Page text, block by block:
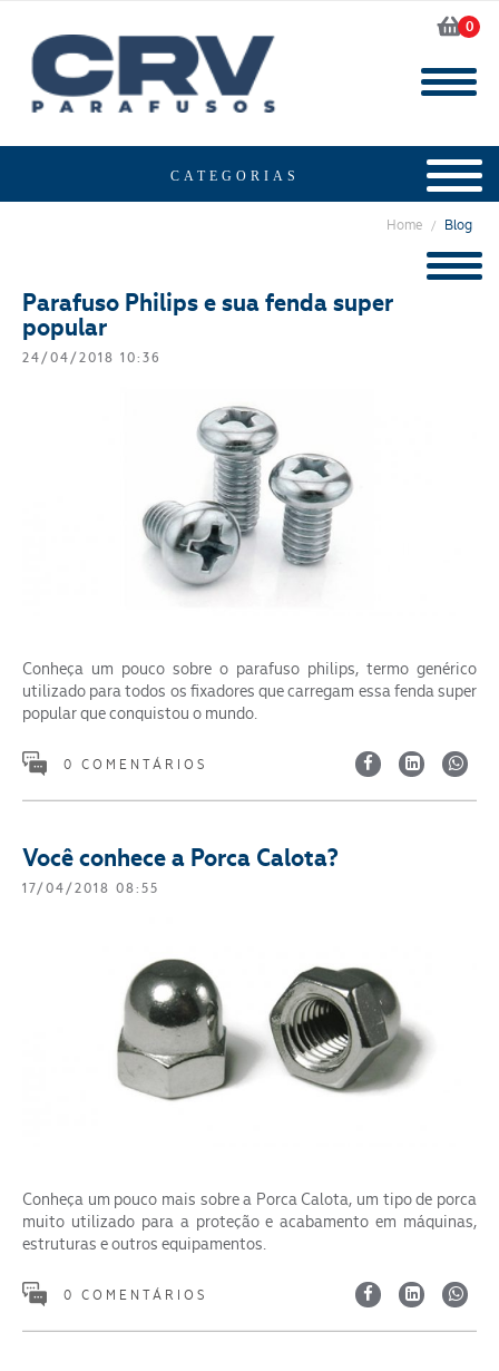
0
Home / Blog
Parafuso Philips e sua fenda super
popular
24/04/2018 10:36
Conheça um pouco sobre o parafuso philips, termo genérico
utilizado para todos os fixadores que carregam essa fenda super
popular que conquistou o mundo.
0 COMENTÁRIOS
Você conhece a Porca Calota?
17/04/2018 08:55
Conheça um pouco mais sobre a Porca Calota, um tipo de porca
muito utilizado para a proteção e acabamento em máquinas,
estruturas e outros equipamentos.
0 COMENTÁRIOS